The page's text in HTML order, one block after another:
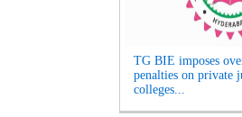
TG BIE imposes
penalties on private
colleges...